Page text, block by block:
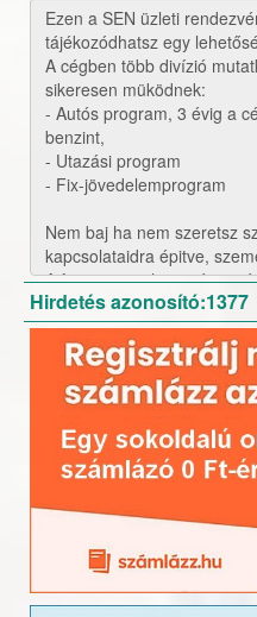
Hirdetés azonosító:1377